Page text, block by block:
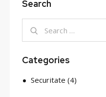
Search
Categories
Securitate (4)